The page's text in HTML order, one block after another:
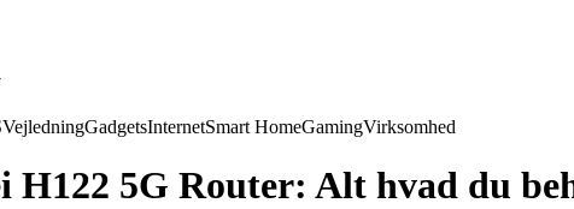
VejledningGadgetsInternetSmart HomeGamingVirksomhed
H122 5G Router: Alt hvad du